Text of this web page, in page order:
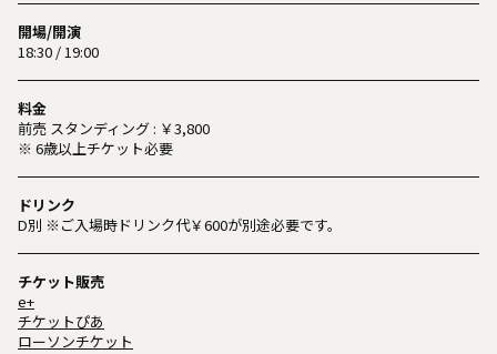
開場/開演
18:30 / 19:00
料金
前売 スタンディング : ￥3,800
※ 6歳以上チケット必要
ドリンク
D別 ※ご入場時ドリンク代￥600が別途必要です。
チケット販売
e+
チケットぴあ
ローソンチケット